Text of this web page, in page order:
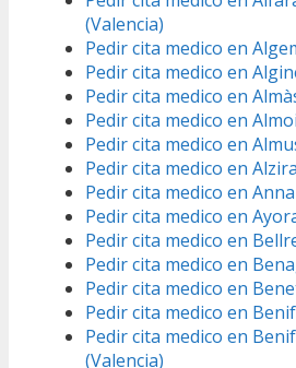
(Valencia)
Pedir cita medico en
Pedir cita medico en
Pedir cita medico en
Pedir cita medico en
Pedir cita medico en
Pedir cita medico en
Pedir cita medico en
Pedir cita medico en
Pedir cita medico en
Pedir cita medico en
Pedir cita medico en
Pedir cita medico en
Pedir cita medico en
(Valencia)